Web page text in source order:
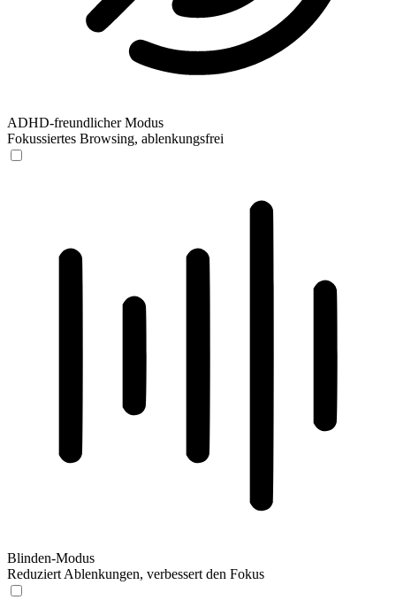
ADHD-freundlicher Modus
Fokussiertes Browsing, ablenkungsfrei
Blinden-Modus
Reduziert Ablenkungen, verbessert den Fokus